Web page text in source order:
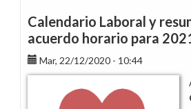
Calendario Laboral y
acuerdo horario para
Mar, 22/12/2020 - 10:44